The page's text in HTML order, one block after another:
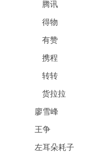
腾讯
得物
有赞
携程
转转
货拉拉
廖雪峰
王争
左耳朵耗子